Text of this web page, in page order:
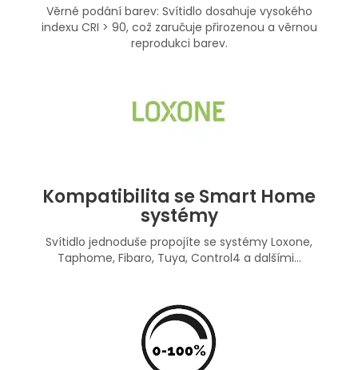
Věrné podání barev: Svítidlo dosahuje vysokého
indexu CRI > 90, což zaručuje přirozenou a věrnou
reprodukci barev.
Kompatibilita se Smart Home
systémy
Svítidlo jednoduše propojíte se systémy Loxone,
Taphome, Fibaro, Tuya, Control4 a dalšími...